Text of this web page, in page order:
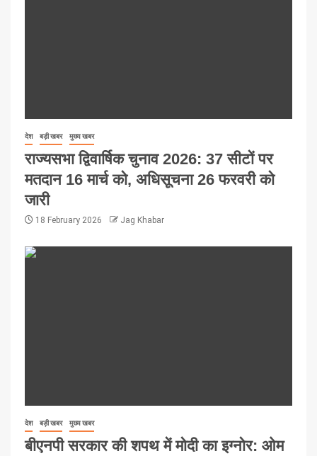
देश बड़ी खबर मुख्य खबर
राज्यसभा द्विवार्षिक चुनाव 2026: 37 सीटों पर
मतदान 16 मार्च को, अधिसूचना 26 फरवरी को
जारी
18 February 2026 Jag Khabar
देश बड़ी खबर मुख्य खबर
बीएनपी सरकार की शपथ में मोदी का इग्नोर: ओम